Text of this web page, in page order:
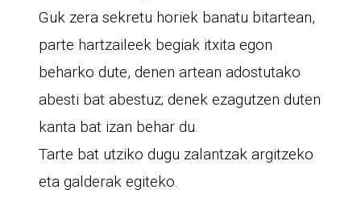
Guk zera sekretu horiek banatu bitartean,
parte hartzaileek begiak itxita egon
beharko dute, denen artean adostutako
abesti bat abestuz; denek ezagutzen duten
kanta bat izan behar du.
Tarte bat utziko dugu zalantzak argitzeko
eta galderak egiteko.